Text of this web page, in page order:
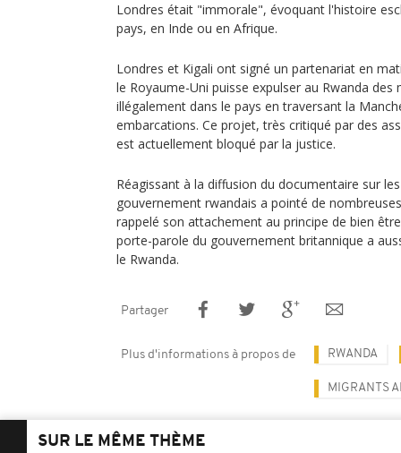
Londres était "immorale", évoquant l'histoire
pays, en Inde ou en Afrique.
Londres et Kigali ont signé un partenariat en
le Royaume-Uni puisse expulser au Rwanda des
illégalement dans le pays en traversant la
embarcations. Ce projet, très critiqué par des
est actuellement bloqué par la justice.
Réagissant à la diffusion du documentaire sur
gouvernement rwandais a pointé de
rappelé son attachement au principe de bien
porte-parole du gouvernement britannique a
le Rwanda.
Partager
Plus d'informations à propos de RWANDA
MIGRANTS
SUR LE MÊME THÈME